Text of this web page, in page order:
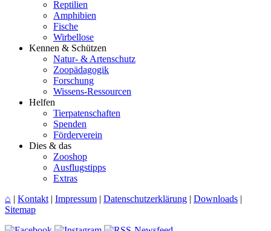
Reptilien
Amphibien
Fische
Wirbellose
Kennen & Schützen
Natur- & Artenschutz
Zoopädagogik
Forschung
Wissens-Ressourcen
Helfen
Tierpatenschaften
Spenden
Förderverein
Dies & das
Zooshop
Ausflugstipps
Extras
⌂ | Kontakt | Impressum | Datenschutzerklärung | Downloads |
Sitemap